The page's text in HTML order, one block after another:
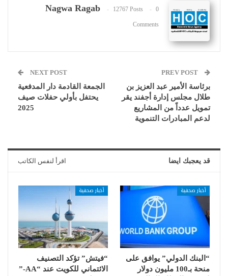
Nagwa Ragab 12767 Posts 0
Comments
برئاسة الأمير عبد العزيز بن
طلال مجلس إدارة أجفند يقر
تمويل عدداً من المشاريع
لدعم المبادرات التنموية
NEXT POST
الجمعة القادمة دار المدفعية
يحتفل بأولي حفلات صيف
2025
قد يعجبك ايضا اقرأ لنفس الكاتب
أخبار صحفية
“البنك الدولي” يوافق على
منحة بـ100 مليون دولار
أخبار صحفية
“فيتش” تؤكد التصنيف
الائتماني للكويت عند “AA-”